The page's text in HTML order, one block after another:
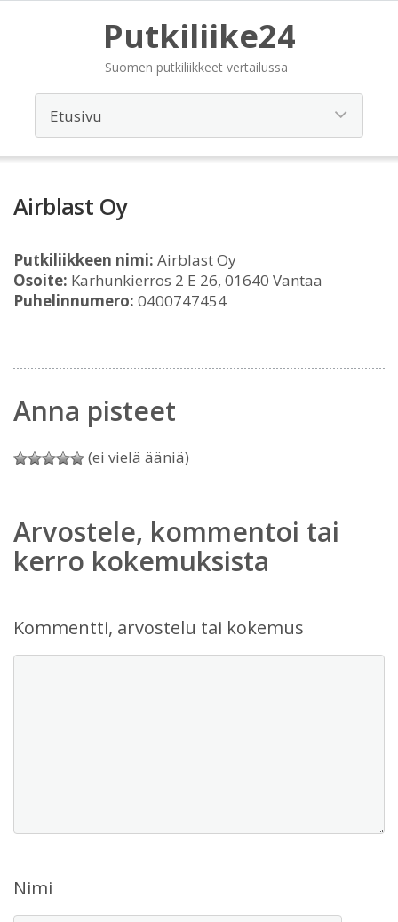
Putkiliike24
Suomen putkiliikkeet vertailussa
Airblast Oy
Putkiliikkeen nimi: Airblast Oy
Osoite: Karhunkierros 2 E 26, 01640 Vantaa
Puhelinnumero: 0400747454
Anna pisteet
(ei vielä ääniä)
Arvostele, kommentoi tai
kerro kokemuksista
Kommentti, arvostelu tai kokemus
Nimi